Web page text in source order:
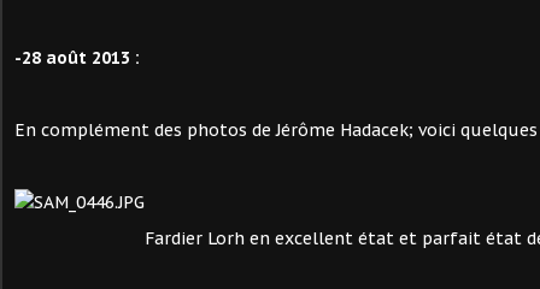
-28 août 2013 :
En complément des photos de Jérôme Hadacek; voici
Fardier Lorh en excellent état et parfait état